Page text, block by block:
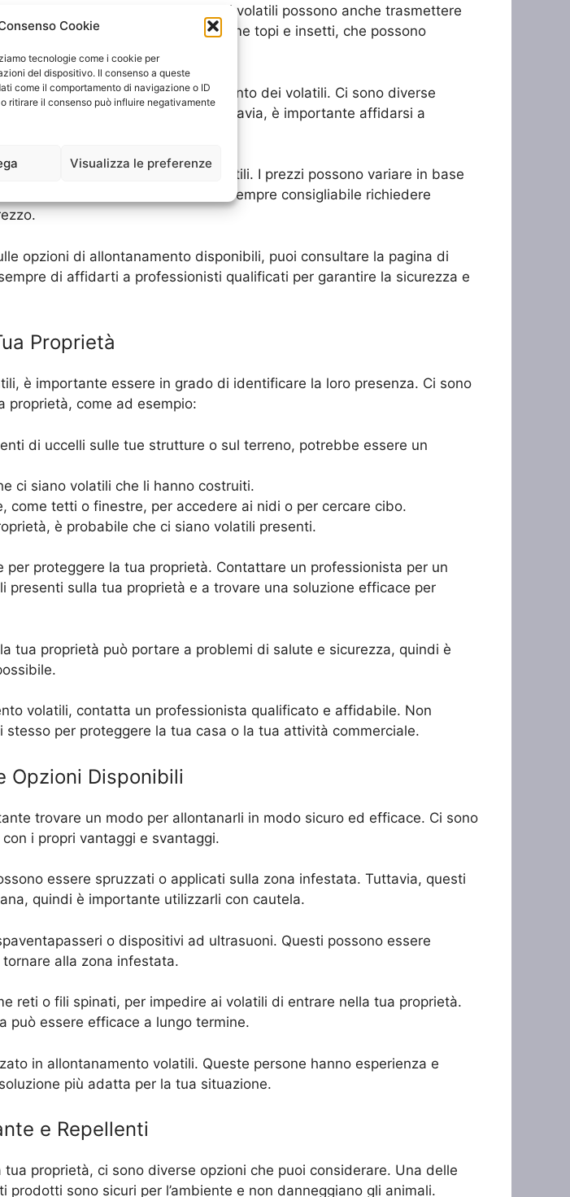
Cookie
tecnologie come i cookie per
del dispositivo. Il consenso a queste
come il comportamento di navigazione o ID
ritirare il consenso può influire negativamente
Visualizza le preferenze
la vernice e le superfici, i volatili possono anche trasmettere
altri animali indesiderati, come topi e insetti, che possono
in considerazione l’allontanamento dei volatili. Ci sono diverse
di dispositivi acustici. Tuttavia, è importante affidarsi a
volatili.
all’allontanamento dei volatili. I prezzi possono variare in base
di allontanamento scelto. È sempre consigliabile richiedere
opzioni di allontanamento disponibili, puoi consultare la pagina di
di affidarti a professionisti qualificati per garantire la sicurezza e
Proprietà
è importante essere in grado di identificare la loro presenza. Ci sono
proprietà, come ad esempio:
di uccelli sulle tue strutture o sul terreno, potrebbe essere un
ci siano volatili che li hanno costruiti.
tetti o finestre, per accedere ai nidi o per cercare cibo.
è probabile che ci siano volatili presenti.
proteggere la tua proprietà. Contattare un professionista per un
sulla tua proprietà e a trovare una soluzione efficace per
tua proprietà può portare a problemi di salute e sicurezza, quindi è
volatili, contatta un professionista qualificato e affidabile. Non
per proteggere la tua casa o la tua attività commerciale.
Opzioni Disponibili
trovare un modo per allontanarli in modo sicuro ed efficace. Ci sono
i propri vantaggi e svantaggi.
essere spruzzati o applicati sulla zona infestata. Tuttavia, questi
quindi è importante utilizzarli con cautela.
o dispositivi ad ultrasuoni. Questi possono essere
alla zona infestata.
reti o fili spinati, per impedire ai volatili di entrare nella tua proprietà.
può essere efficace a lungo termine.
in allontanamento volatili. Queste persone hanno esperienza e
più adatta per la tua situazione.
e Repellenti
proprietà, ci sono diverse opzioni che puoi considerare. Una delle
sono sicuri per l’ambiente e non danneggiano gli animali.